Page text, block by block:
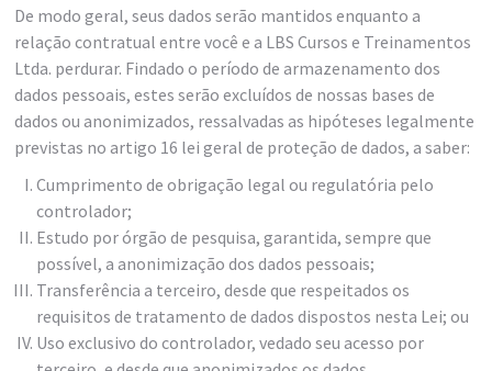
De modo geral, seus dados serão mantidos enquanto a
relação contratual entre você e a LBS Cursos e Treinamentos
Ltda. perdurar. Findado o período de armazenamento dos
dados pessoais, estes serão excluídos de nossas bases de
dados ou anonimizados, ressalvadas as hipóteses legalmente
previstas no artigo 16 lei geral de proteção de dados, a saber:
Cumprimento de obrigação legal ou regulatória pelo
controlador;
Estudo por órgão de pesquisa, garantida, sempre que
possível, a anonimização dos dados pessoais;
Transferência a terceiro, desde que respeitados os
requisitos de tratamento de dados dispostos nesta Lei; ou
Uso exclusivo do controlador, vedado seu acesso por